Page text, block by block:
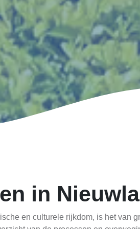
in
en culturele rijkdom, is het van